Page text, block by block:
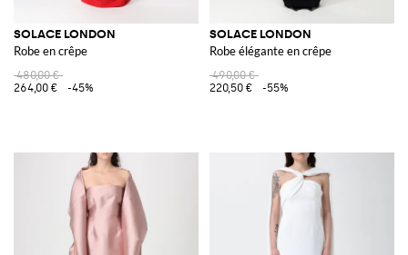
SOLACE LONDON
Robe en crêpe
480,00 €
264,00 €
-45%
SOLACE LONDON
Robe élégante en crêpe
490,00 €
220,50 €
-55%